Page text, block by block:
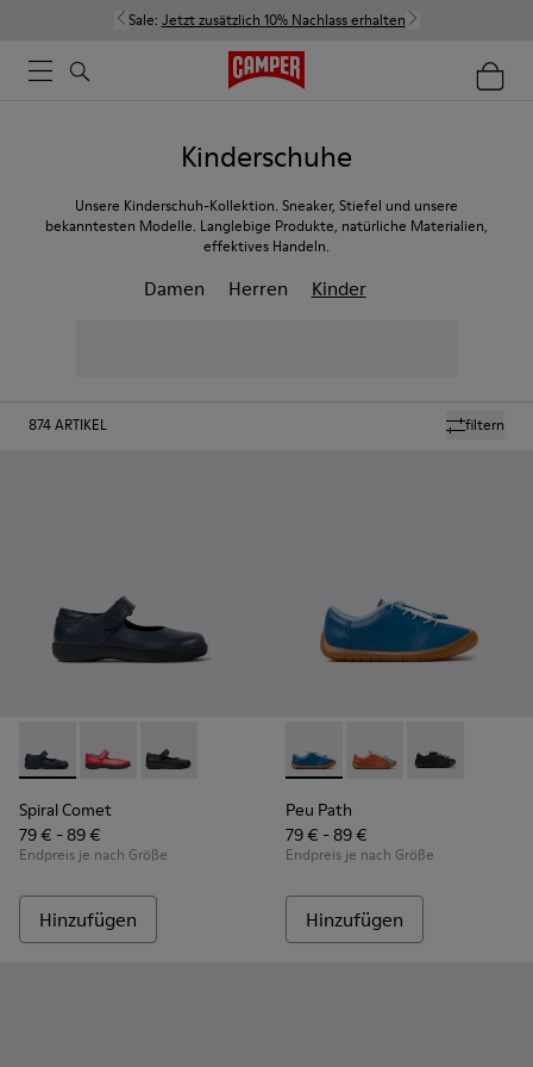
Sale: Jetzt zusätzlich 10% Nachlass erhalten
Kinderschuhe
Unsere Kinderschuh-Kollektion. Sneaker, Stiefel und unsere
bekanntesten Modelle. Langlebige Produkte, natürliche Materialien,
effektives Handeln.
Damen Herren Kinder
filtern
874ARTIKEL
Spiral Comet - 80356-031 - Blaue Lederschuhe für Kinder.
Spiral Comet - 80356-030
Spiral Comet - 80356-003
Spiral Comet
79 € - 89 €
Endpreis je nach Größe
Hinzufügen
Peu Path - K800707-002 -
Peu Path -Peu Path -
Peu Path
79 € - 89 €
Endpreis je nach Größe
Hinzufügen